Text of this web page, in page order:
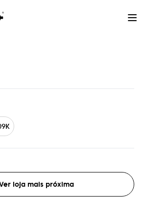
loja mais próxima